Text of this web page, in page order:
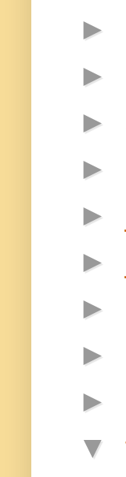
►
►
►
►
►
►
►
►
►
▼